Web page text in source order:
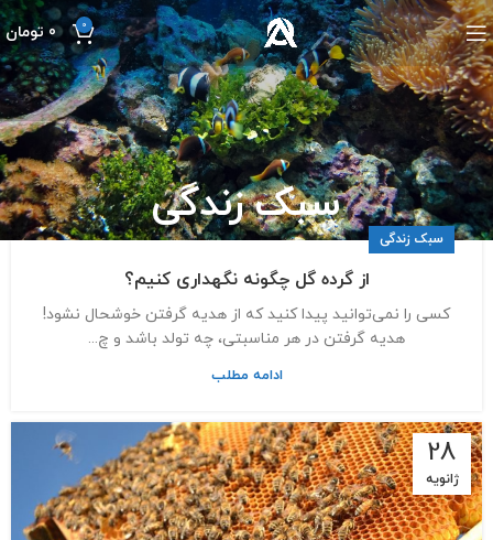
0
0 تومان
سبک زندگی
سبک زندگی
از گرده گل چگونه نگهداری کنیم؟
کسی را نمی‌توانید پیدا کنید که از هدیه گرفتن خوشحال نشود!
هدیه گرفتن در هر مناسبتی، چه تولد باشد و چ...
ادامه مطلب
28
ژانویه